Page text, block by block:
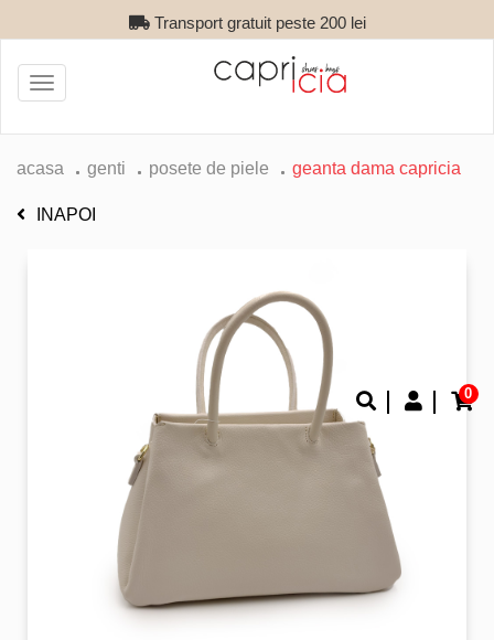
Transport gratuit peste 200 lei
0
Toggle
navigation
acasa genti posete de piele geanta dama capricia
INAPOI